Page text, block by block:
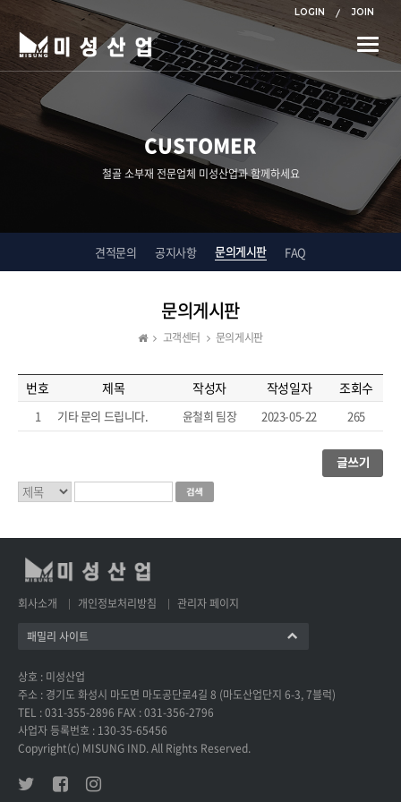
LOGIN JOIN
Toggle
CUSTOMER
철골 소부재 전문업체 미성산업과 함께하세요
견적문의 공지사항 문의게시판 FAQ
문의게시판
고객센터 문의게시판
번호 제목 작성자 작성일자 조회수
1 기타 문의 드립니다. 윤철희 팀장 2023-05-22 265
회사소개 개인정보처리방침 관리자 페이지
패밀리 사이트
상호 : 미성산업
주소 : 경기도 화성시 마도면 마도공단로4길 8 (마도산업단지 6-3, 7블럭)
TEL : 031-355-2896 FAX : 031-356-2796
사업자 등록번호 : 130-35-65456
Copyright(c) MISUNG IND. All Rights Reserved.